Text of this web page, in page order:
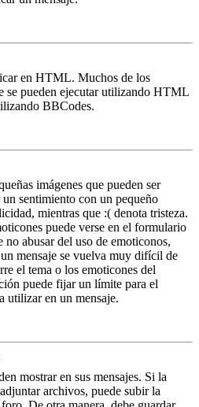
en HTML. Muchos de los
se pueden ejecutar utilizando HTML
BBCodes.
imágenes que pueden ser
sentimiento con un pequeño
mientras que :( denota tristeza.
puede verse en el formulario
abusar del uso de emoticonos,
mensaje se vuelva muy difícil de
el tema o los emoticones del
puede fijar un límite para el
utilizar en un mensaje.
mostrar en sus mensajes. Si la
archivos, puede subir la